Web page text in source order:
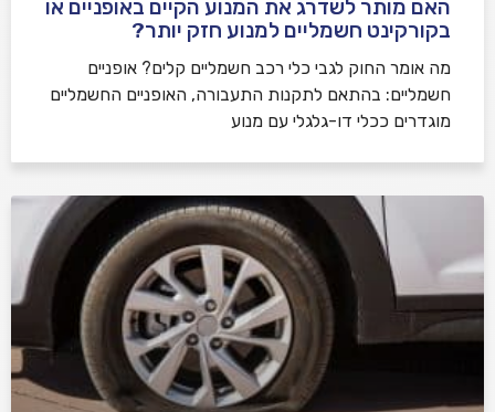
האם מותר לשדרג את המנוע הקיים באופניים או
בקורקינט חשמליים למנוע חזק יותר?
מה אומר החוק לגבי כלי רכב חשמליים קלים? אופניים
חשמליים: בהתאם לתקנות התעבורה, האופניים החשמליים
מוגדרים ככלי דו-גלגלי עם מנוע